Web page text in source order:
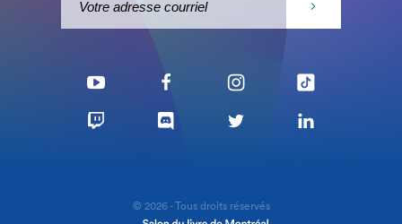
© 2026 - Tous droits réservés